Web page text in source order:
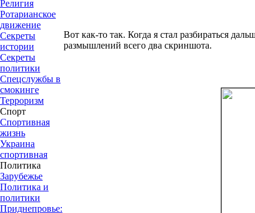
Религия
Ротарианское
движение
Секреты
истории
Секреты
политики
Спецслужбы в
смокинге
Терроризм
Спорт
Спортивная
жизнь
Украина
спортивная
Политика
Зарубежье
Политика и
политики
Приднепровье:
Вот как-то так. Когда я стал разбираться
размышлений всего два скриншота.